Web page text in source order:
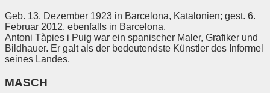
Geb. 13. Dezember 1923 in Barcelona, Katalonien; gest. 6.
Februar 2012, ebenfalls in Barcelona.
Antoni Tàpies i Puig war ein spanischer Maler, Grafiker und
Bildhauer. Er galt als der bedeutendste Künstler des Informel
seines Landes.
MASCH